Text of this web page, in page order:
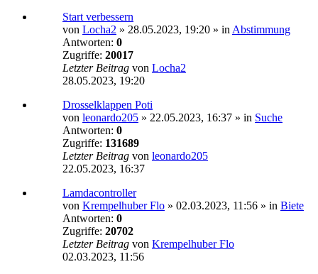
Start verbessern
von Locha2 » 28.05.2023, 19:20 » in Abstimmung
Antworten: 0
Zugriffe: 20017
Letzter Beitrag von Locha2
28.05.2023, 19:20
Drosselklappen Poti
von leonardo205 » 22.05.2023, 16:37 » in Suche
Antworten: 0
Zugriffe: 131689
Letzter Beitrag von leonardo205
22.05.2023, 16:37
Lamdacontroller
von Krempelhuber Flo » 02.03.2023, 11:56 » in Biete
Antworten: 0
Zugriffe: 20702
Letzter Beitrag von Krempelhuber Flo
02.03.2023, 11:56